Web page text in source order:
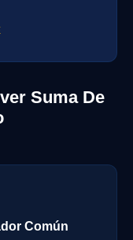
Suma De
Común